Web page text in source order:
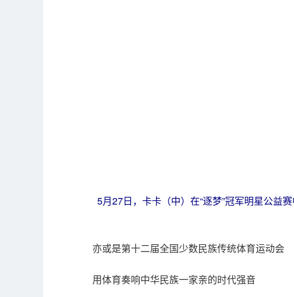
5月27日，卡卡（中）在“逐梦”冠军明星公益
亦或是第十二届全国少数民族传统体育运动会
用体育奏响中华民族一家亲的时代强音